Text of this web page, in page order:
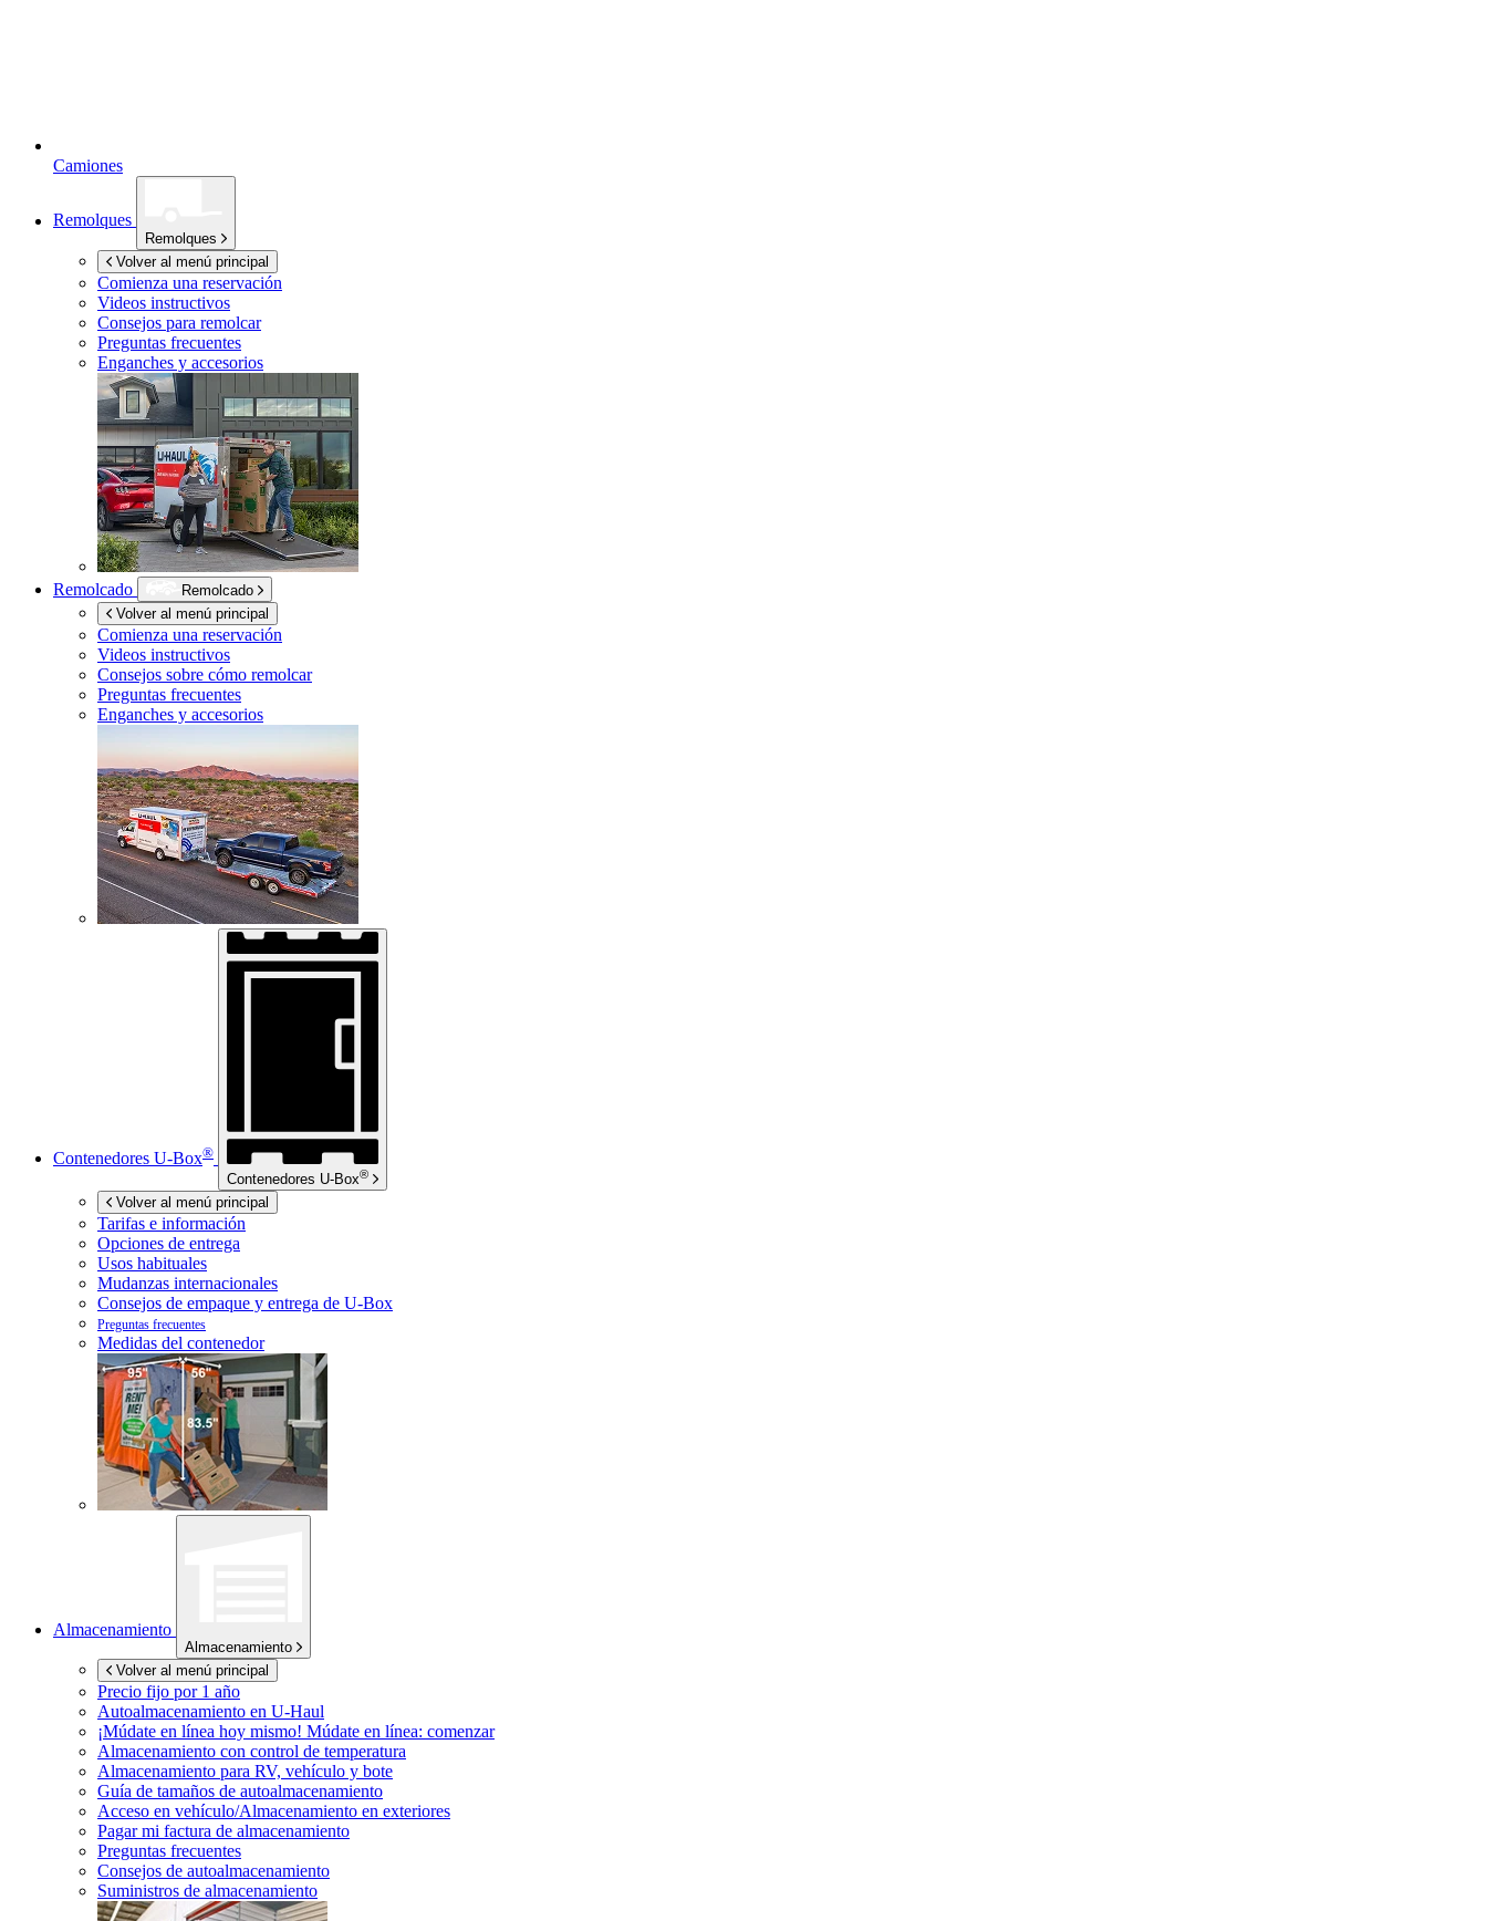
Camiones
Remolques
Remolques
Volver al menú principal
Comienza una reservación
Videos instructivos
Consejos para remolcar
Preguntas frecuentes
Enganches y accesorios
Remolcado
Remolcado
Volver al menú principal
Comienza una reservación
Videos instructivos
Consejos sobre cómo remolcar
Preguntas frecuentes
Enganches y accesorios
Contenedores U-Box®
Contenedores U-Box®
Volver al menú principal
Tarifas e información
Opciones de entrega
Usos habituales
Mudanzas internacionales
Consejos de empaque y entrega de U-Box
Preguntas frecuentes
Medidas del contenedor
Almacenamiento
Almacenamiento
Volver al menú principal
Precio fijo por 1 año
Autoalmacenamiento en U-Haul
¡Múdate en línea hoy mismo! Múdate en línea: comenzar
Almacenamiento con control de temperatura
Almacenamiento para RV, vehículo y bote
Guía de tamaños de autoalmacenamiento
Acceso en vehículo/Almacenamiento en exteriores
Pagar mi factura de almacenamiento
Preguntas frecuentes
Consejos de autoalmacenamiento
Suministros de almacenamiento